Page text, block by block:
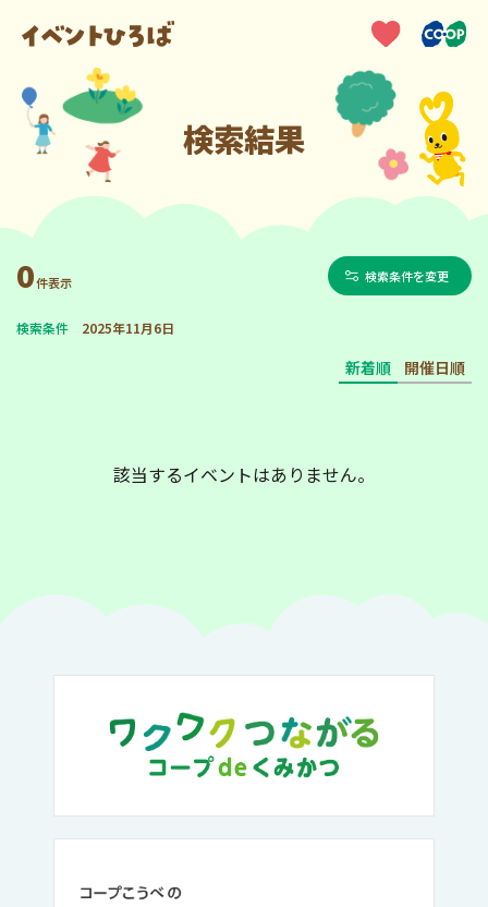
検索結果
0件表示 検索条件を変更
検索条件 2025年11月6日
新着順 開催日順
該当するイベントはありません。